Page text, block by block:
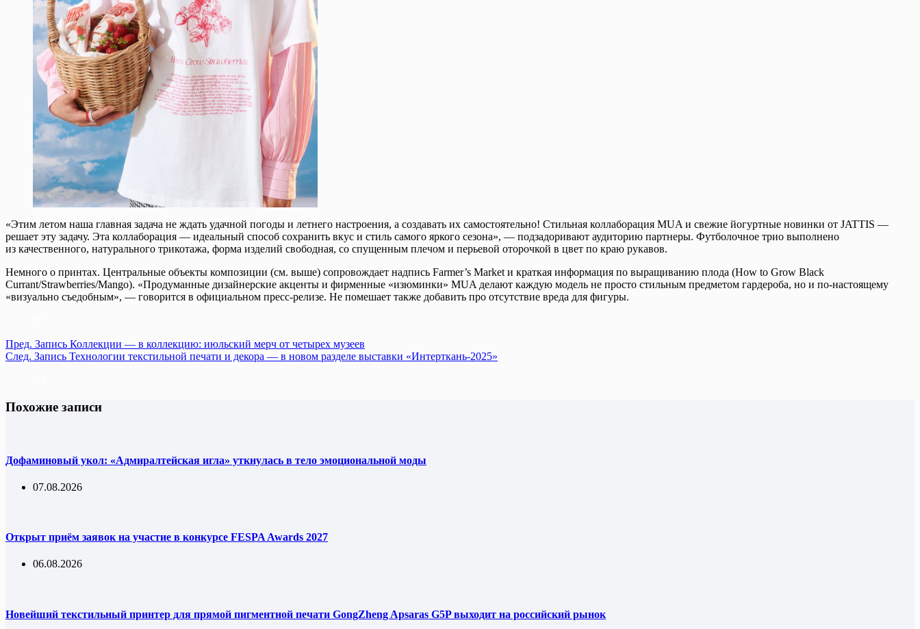
«Этим летом наша главная задача не ждать удачной погоды и летнего настроения, а создавать их самостоятельно! Стильная коллаборация MUA и свежие йогуртные новинки от JATTIS —
решает эту задачу. Эта коллаборация — идеальный способ сохранить вкус и стиль самого яркого сезона», — подзадоривают аудиторию партнеры. Футболочное трио выполнено
из качественного, натурального трикотажа, форма изделий свободная, со спущенным плечом и перьевой оторочкой в цвет по краю рукавов.
Немного о принтах. Центральные объекты композиции (см. выше) сопровождает надпись Farmer’s Market и краткая информация по выращиванию плода (How to Grow Black
Currant/Strawberries/Mango). «Продуманные дизайнерские акценты и фирменные «изюминки» MUA делают каждую модель не просто стильным предметом гардероба, но и по-настоящему
«визуально съедобным», — говорится в официальном пресс-релизе. Не помешает также добавить про отсутствие вреда для фигуры.
Пред. Запись Коллекции — в коллекцию: июльский мерч от четырех музеев
След. Запись Технологии текстильной печати и декора — в новом разделе выставки «Интерткань-2025»
Похожие записи
Дофаминовый укол: «Адмиралтейская игла» уткнулась в тело эмоциональной моды
07.08.2026
Открыт приём заявок на участие в конкурсе FESPA Awards 2027
06.08.2026
Новейший текстильный принтер для прямой пигментной печати GongZheng Apsaras G5P выходит на российский рынок